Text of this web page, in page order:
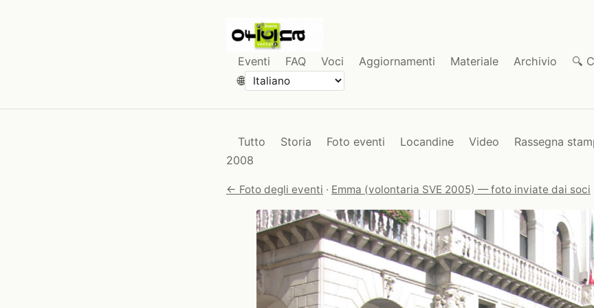
Eventi FAQ Voci Aggiornamenti Materiale Archivio
🔍
🌐
Tutto Storia Foto eventi Locandine Video Rassegna
2008
← Foto degli eventi · Emma (volontaria SVE 2005) — foto inviate dai soci